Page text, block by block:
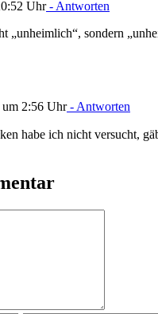
Uhr- Antworten
„unheimlich“, sondern
um 2:56 Uhr- Antworten
habe ich nicht versucht,